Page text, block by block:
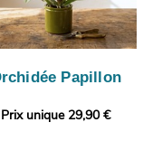
Papillon
Prix unique 29,90 €